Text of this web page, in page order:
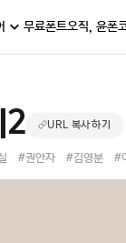
무료폰트오직, 윤폰
2 URL 복사하기
#권안자 #김영분 #